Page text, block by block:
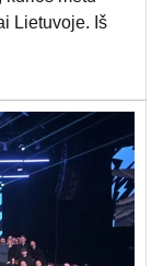
Lietuvoje. Iš